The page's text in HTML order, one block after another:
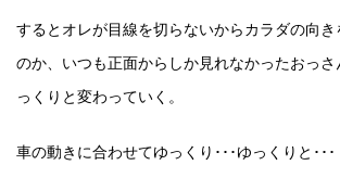
するとオレが目線を切らないからカラダの向
のか、いつも正面からしか見れなかったおっ
っくりと変わっていく。
車の動きに合わせてゆっくり･･･ゆっくりと･･･